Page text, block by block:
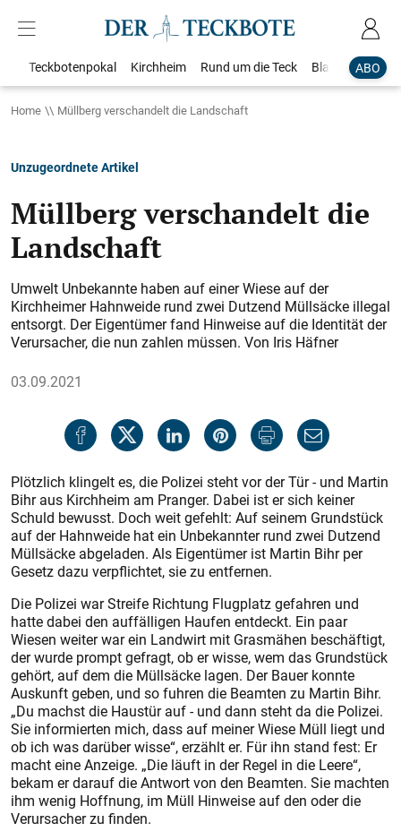
ABO
Teckbotenpokal Kirchheim Rund um die Teck Blaulicht
Home Müllberg verschandelt die Landschaft
Unzugeordnete Artikel
Müllberg verschandelt die
Landschaft
Umwelt Unbekannte haben auf einer Wiese auf der
Kirchheimer Hahnweide rund zwei Dutzend Müllsäcke illegal
entsorgt. Der Eigentümer fand Hinweise auf die Identität der
Verursacher, die nun zahlen müssen. Von Iris Häfner
03.09.2021
Plötzlich klingelt es, die Polizei steht vor der Tür - und Martin
Bihr aus Kirchheim am Pranger. Dabei ist er sich keiner
Schuld bewusst. Doch weit gefehlt: Auf seinem Grundstück
auf der Hahnweide hat ein Unbekannter rund zwei Dutzend
Müllsäcke abgeladen. Als Eigentümer ist Martin Bihr per
Gesetz dazu verpflichtet, sie zu entfernen.
Die Polizei war Streife Richtung Flugplatz gefahren und
hatte dabei den auffälligen Haufen entdeckt. Ein paar
Wiesen weiter war ein Landwirt mit Grasmähen beschäftigt,
der wurde prompt gefragt, ob er wisse, wem das Grundstück
gehört, auf dem die Müllsäcke lagen. Der Bauer konnte
Auskunft geben, und so fuhren die Beamten zu Martin Bihr.
„Du machst die Haustür auf - und dann steht da die Polizei.
Sie informierten mich, dass auf meiner Wiese Müll liegt und
ob ich was darüber wisse“, erzählt er. Für ihn stand fest: Er
macht eine Anzeige. „Die läuft in der Regel in die Leere“,
bekam er darauf die Antwort von den Beamten. Sie machten
ihm wenig Hoffnung, im Müll Hinweise auf den oder die
Verursacher zu finden.